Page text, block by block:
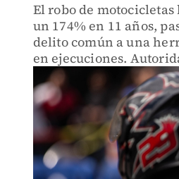
El robo de
un 174% en 11 años,
delito común a una
en ejecuciones.
investigan su vínculo
delincuencia